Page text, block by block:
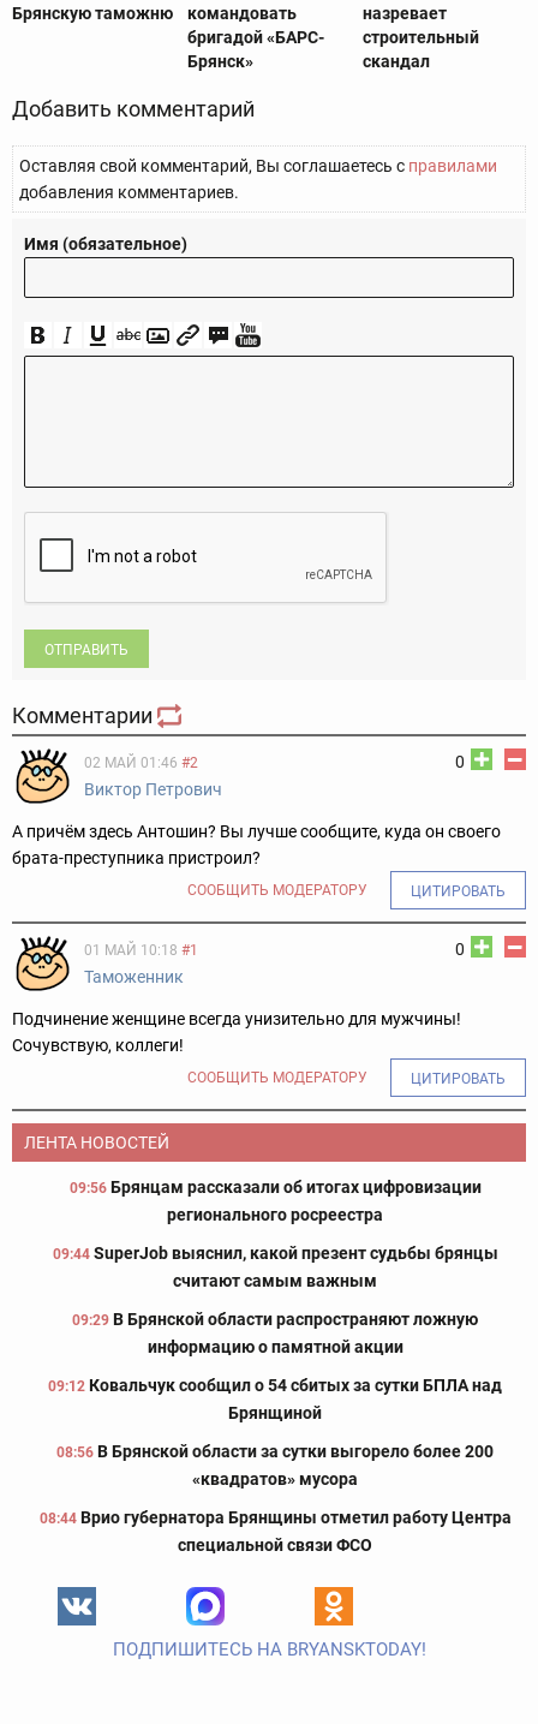
Брянскую таможню
командовать
бригадой «БАРС-
Брянск»
назревает
строительный
скандал
Добавить комментарий
Оставляя свой комментарий, Вы соглашаетесь с правилами
добавления комментариев.
Имя (обязательное)
ОТПРАВИТЬ
Комментарии
0
02 МАЙ 01:46 #2
Виктор Петрович
А причём здесь Антошин? Вы лучше сообщите, куда он своего
брата-преступника пристроил?
СООБЩИТЬ МОДЕРАТОРУ ЦИТИРОВАТЬ
0
01 МАЙ 10:18 #1
Таможенник
Подчинение женщине всегда унизительно для мужчины!
Сочувствую, коллеги!
СООБЩИТЬ МОДЕРАТОРУ ЦИТИРОВАТЬ
ЛЕНТА НОВОСТЕЙ
09:56 Брянцам рассказали об итогах цифровизации
регионального росреестра
09:44 SuperJob выяснил, какой презент судьбы брянцы
считают самым важным
09:29 В Брянской области распространяют ложную
информацию о памятной акции
09:12 Ковальчук сообщил о 54 сбитых за сутки БПЛА над
Брянщиной
08:56 В Брянской области за сутки выгорело более 200
«квадратов» мусора
08:44 Врио губернатора Брянщины отметил работу Центра
специальной связи ФСО
ПОДПИШИТЕСЬ НА BRYANSKTODAY!